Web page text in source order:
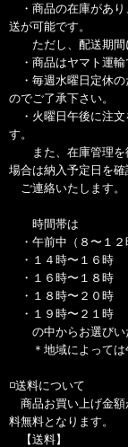
・商品の在庫があり
送が可能です。
ただし、配送期間
・商品はヤマト運輸
・毎週水曜日定休の
のでご了承下さい。
・火曜日午後に注文
す。
また、在庫管理を
場合は納入予定日を確
ご連絡いたします。
時間帯は
・午前中（８〜１２
・１４時〜１６時
・１６時〜１８時
・１８時〜２０時
・１９時〜２１時
の中からお選びい
＊地域によっては
◽️送料について
商品お買い上げ金額
料無料となります。
【送料】